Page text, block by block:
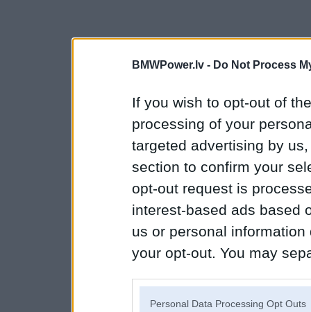
BMWPower.lv - Do Not Process
If you wish to opt-out of
processing of your
targeted advertising by
section to confirm your
opt-out request is
interest-based ads based
us or personal
your opt-out. You may
Personal Data Processing Opt Outs